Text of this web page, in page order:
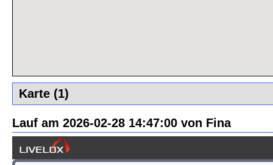
Karte (1)
Lauf am 2026-02-28 14:47:00 von Fina